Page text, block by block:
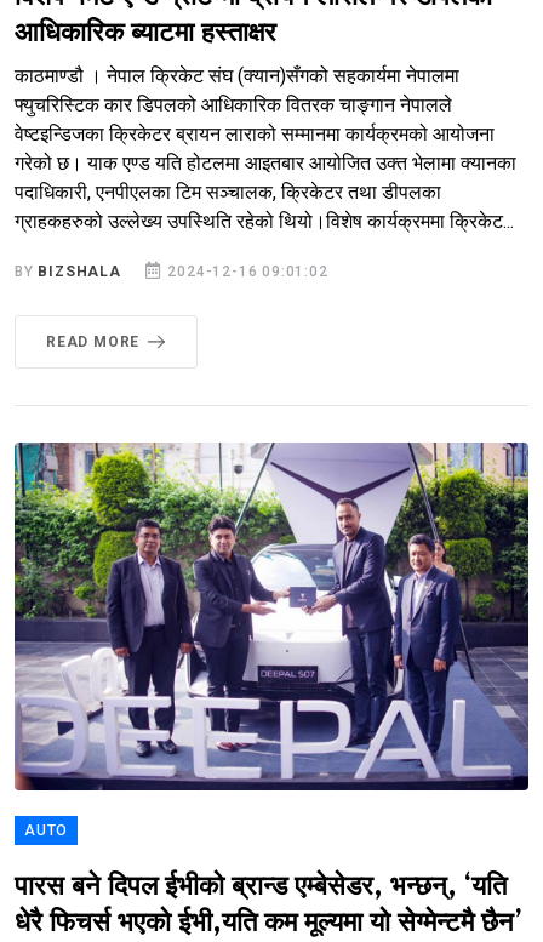
आधिकारिक ब्याटमा हस्ताक्षर
काठमाण्डौ । नेपाल क्रिकेट संघ (क्यान)सँगको सहकार्यमा नेपालमा
फ्युचरिस्टिक कार डिपलको आधिकारिक वितरक चाङ्गान नेपालले
वेष्टइन्डिजका क्रिकेटर ब्रायन लाराको सम्मानमा कार्यक्रमको आयोजना
गरेको छ। याक एण्ड यति होटलमा आइतबार आयोजित उक्त भेलामा क्यानका
पदाधिकारी, एनपीएलका टिम सञ्चालक, क्रिकेटर तथा डीपलका
ग्राहकहरुको उल्लेख्य उपस्थिति रहेको थियो।विशेष कार्यक्रममा क्रिकेट...
BY BIZSHALA 2024-12-16 09:01:02
READ MORE
AUTO
पारस बने दिपल ईभीको ब्रान्ड एम्बेसेडर, भन्छन्, ‘यति
धेरै फिचर्स भएको ईभी,यति कम मूल्यमा यो सेग्मेन्टमै छैन’